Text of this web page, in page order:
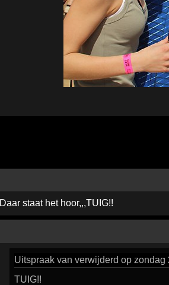
Daar staat het hoor,,,TUIG!!
Uitspraakvan verwijderd op zondag
TUIG!!